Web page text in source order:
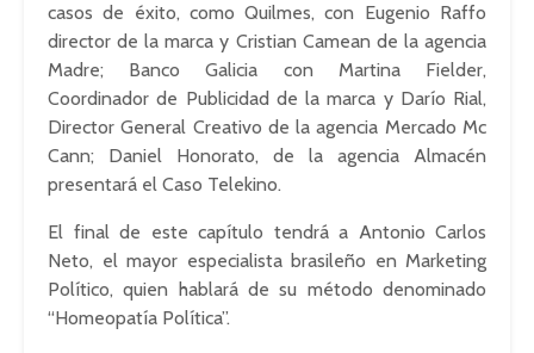
casos de éxito, como Quilmes, con Eugenio Raffo
director de la marca y Cristian Camean de la agencia
Madre; Banco Galicia con Martina Fielder,
Coordinador de Publicidad de la marca y Darío Rial,
Director General Creativo de la agencia Mercado Mc
Cann; Daniel Honorato, de la agencia Almacén
presentará el Caso Telekino.
El final de este capítulo tendrá a Antonio Carlos
Neto, el mayor especialista brasileño en Marketing
Político, quien hablará de su método denominado
“Homeopatía Política”.